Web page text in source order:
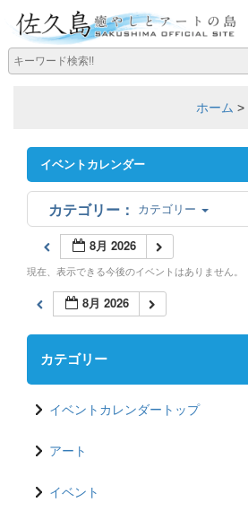
ホーム >
イベントカレンダー
カテゴリー
8月 2026
現在、表示できる今後のイベントはありません。
8月 2026
カテゴリー
イベントカレンダートップ
アート
イベント